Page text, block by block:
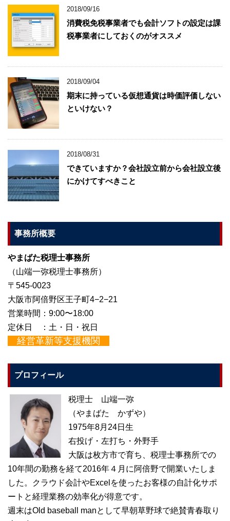
2018/09/16
消費税免税事業者でも会計ソフトの設定は課
税事業者にしておくのがオススメ
2018/09/04
期末に持っている仮想通貨は時価評価しない
といけない？
2018/08/31
できていますか？会社設立前から会社設立後
にかけてすべきこと
事務所概要
やまばた税理士事務所
（山端一弥税理士事務所）
〒545-0023
大阪市阿倍野区王子町4−2−21
営業時間：9:00〜18:00
定休日 ：土・日・祝日
経営革新等支援機関
プロフィール
税理士 山端一弥
（やまばた かずや）
1975年8月24日生
右投げ・左打ち・外野手
大阪は枚方市で育ち、税理士事務所での
10年間の勤務を経て2016年４月に阿倍野で開業いたしま
した。クラウド会計やExcelを使ったお客様の自計化サポ
ートと経理業務の効率化が得意です。
週末はOld baseball manとして早朝草野球で絶賛青春取り